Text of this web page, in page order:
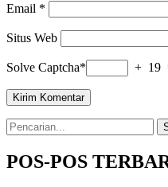
Email *
Situs Web
Solve Captcha* + 19
Search
for:
POS-POS